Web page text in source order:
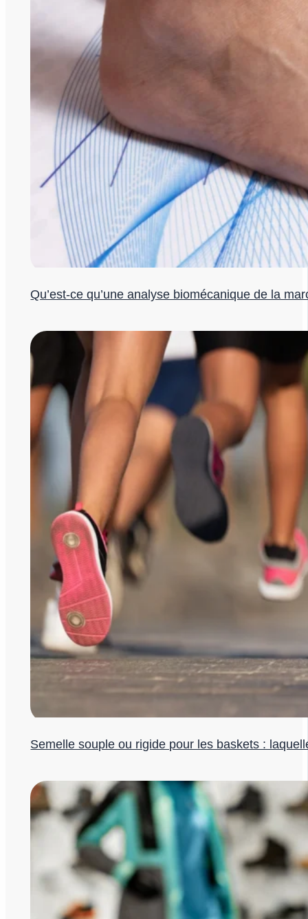
Qu’est-ce qu’une analyse biomécanique de la
Semelle souple ou rigide pour les baskets :